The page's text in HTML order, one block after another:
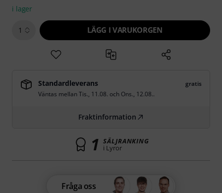
i lager
1 LÄGG I VARUKORGEN
Standardleverans
gratis
Väntas mellanTis., 11.08. och Ons., 12.08..
Fraktinformation
1 SÄLJRANKING
i Lyror
Fråga oss